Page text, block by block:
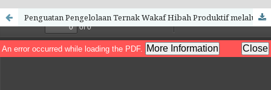
Penguatan Pengelolaan Ternak Wakaf Hibah Produktif melalui Fermentasi Pakan Ternak sebagai Alternatif Pemberdayaan Santri menuju Pesantren Yatim yang Mandiri